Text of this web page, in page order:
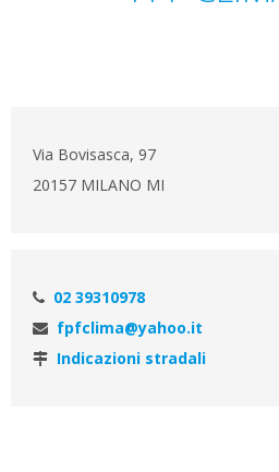
Via Bovisasca, 97
20157 MILANO MI
02 39310978
fpfclima@yahoo.it
Indicazioni stradali